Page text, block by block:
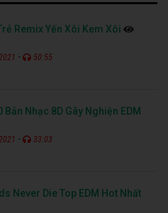
Remix Yến Xôi Kem Xôi
- 50:55
Bản Nhạc 8D Gây Nghiện EDM
- 33:03
Never Die Top EDM Hot Nhất